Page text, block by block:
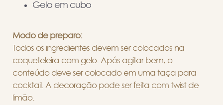
Gelo em cubo
Modo de preparo:
Todos os ingredientes devem ser colocados na
coqueteleira com gelo. Após agitar bem, o
conteúdo deve ser colocado em uma taça para
cocktail. A decoração pode ser feita com twist de
limão.